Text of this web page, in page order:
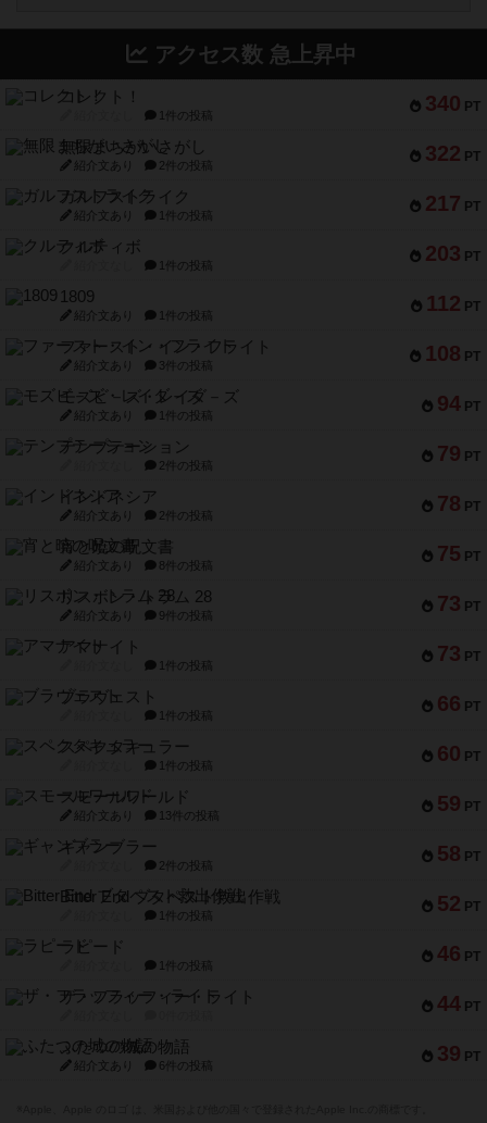
アクセス数 急上昇中
340 PT
コレクト！
1件の投稿
322 PT
無限まちがいさがし
紹介文あり 2件の投稿
217 PT
ガルフストライク
紹介文あり 1件の投稿
203 PT
クルティボ
1件の投稿
112 PT
1809
紹介文あり 1件の投稿
108 PT
ファースト・イン・フライト
紹介文あり 3件の投稿
94 PT
モズビ－ズ・レイダ－ズ
紹介文あり 1件の投稿
79 PT
テンプテーション
2件の投稿
78 PT
インドネシア
紹介文あり 2件の投稿
75 PT
宵と暁の呪文書
紹介文あり 8件の投稿
73 PT
リスボン・トラム 28
紹介文あり 9件の投稿
73 PT
アマナイト
1件の投稿
66 PT
ブラヴェスト
1件の投稿
60 PT
スペクタキュラー
1件の投稿
59 PT
スモールワールド
紹介文あり 13件の投稿
58 PT
ギャンブラー
2件の投稿
52 PT
Bitter End ブタペスト救出作戦
1件の投稿
46 PT
ラピード
1件の投稿
44 PT
ザ・フラッフィー・ライト
39 PT
ふたつの城の物語
紹介文あり 6件の投稿